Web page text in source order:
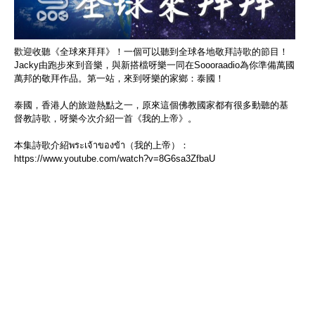
歡迎收聽《全球來拜拜》！一個可以聽到全球各地敬拜詩歌的節目！
Jacky由跑步來到音樂，與新搭檔呀樂一同在Soooraadio為你準備萬國
萬邦的敬拜作品。第一站，來到呀樂的家鄉：泰國！
泰國，香港人的旅遊熱點之一，原來這個佛教國家都有很多動聽的基
督教詩歌，呀樂今次介紹一首《我的上帝》。
本集詩歌介紹พระเจ้าของข้า（我的上帝）：
https://www.youtube.com/watch?v=8G6sa3ZfbaU